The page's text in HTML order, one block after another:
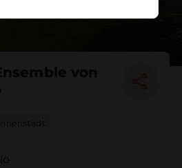
von
Innenstadt